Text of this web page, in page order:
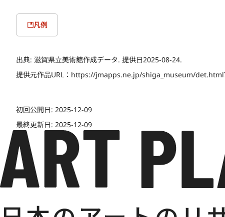
凡例
出典: 滋賀県立美術館作成データ. 提供日2025-08-24.
提供元作品URL： https://jmapps.ne.jp/shiga_museum/
初回公開日: 2025-12-09
最終更新日: 2025-12-09